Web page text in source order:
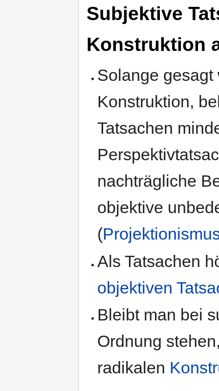
Subjektive
Konstruktion
Solange
Konstruktion,
Tatsachen
nachträgliche
objektive
(
Als Tatsachen
objektiven
Bleibt man bei
Ordnung
radikalen